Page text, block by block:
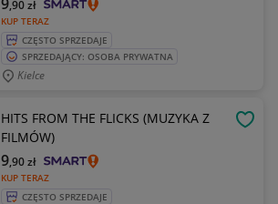
KUP TERAZ
,90zł
CZĘSTO SPRZEDAJE
SPRZEDAJĄCY: OSOBA PRYWATNA
Kielce
HITS FROM THE FLICKS (MUZYKA Z
FILMÓW)
KUP TERAZ
9,90zł
CZĘSTO SPRZEDAJE